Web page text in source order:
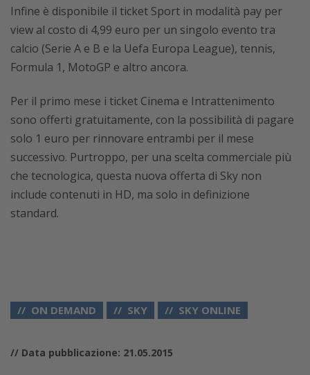
Infine è disponibile il ticket Sport in modalità pay per
view al costo di 4,99 euro per un singolo evento tra
calcio (Serie A e B e la Uefa Europa League), tennis,
Formula 1, MotoGP e altro ancora.
Per il primo mese i ticket Cinema e Intrattenimento
sono offerti gratuitamente, con la possibilità di pagare
solo 1 euro per rinnovare entrambi per il mese
successivo. Purtroppo, per una scelta commerciale più
che tecnologica, questa nuova offerta di Sky non
include contenuti in HD, ma solo in definizione
standard.
ON DEMAND SKY SKY ONLINE
// Data pubblicazione: 21.05.2015